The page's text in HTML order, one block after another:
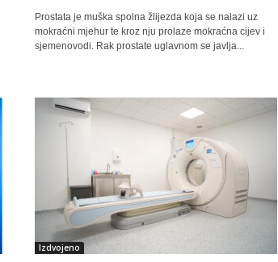
Prostata je muška spolna žlijezda koja se nalazi uz
mokraćni mjehur te kroz nju prolaze mokraćna cijev i
sjemenovodi. Rak prostate uglavnom se javlja...
Izdvojeno